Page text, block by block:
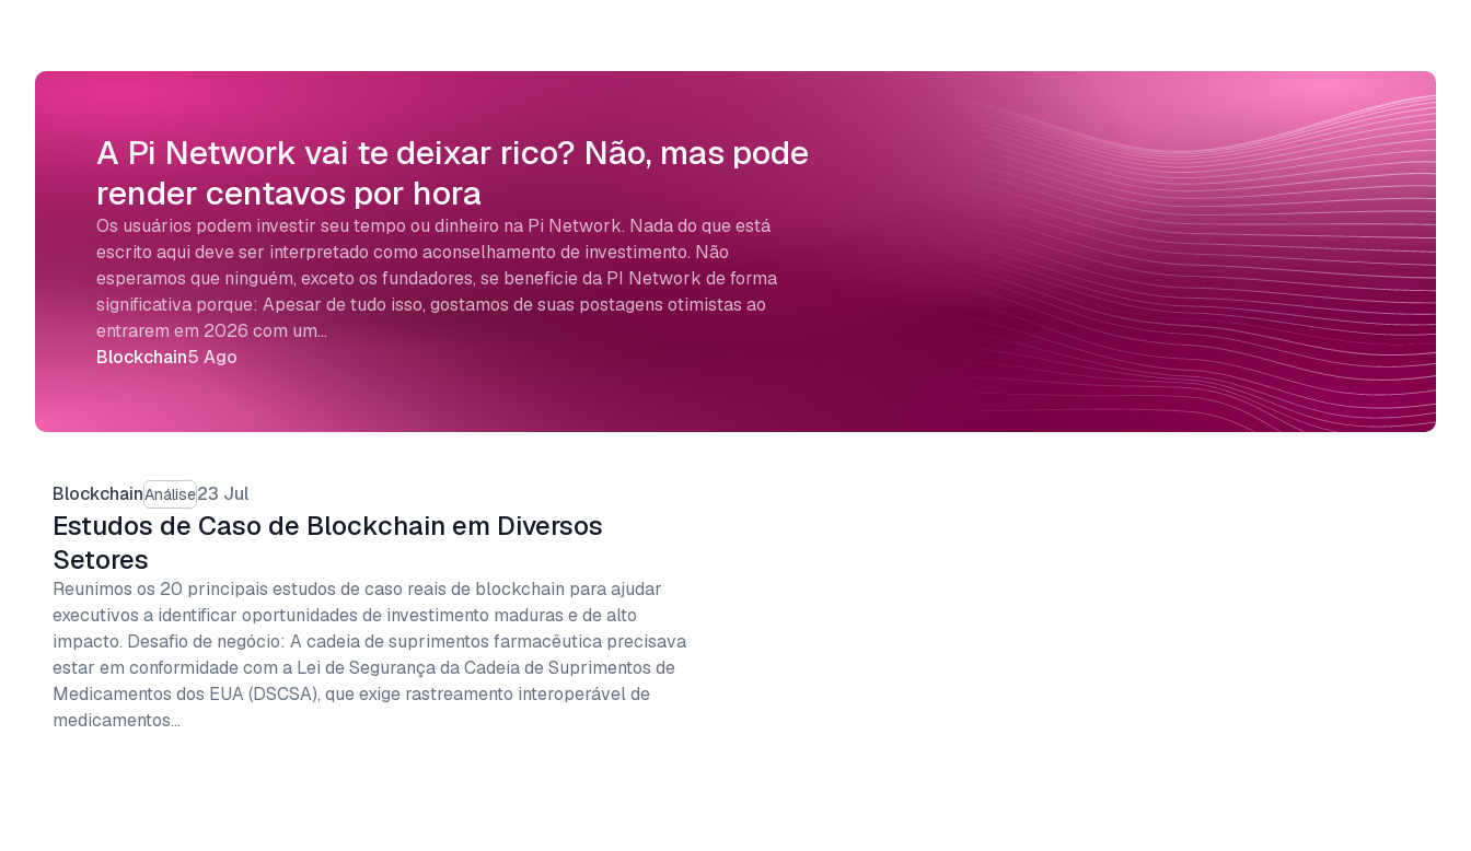
A Pi Network vai te deixar rico? Não, mas pode
render centavos por hora
Blockchain5 Ago
Os usuários podem investir seu tempo ou dinheiro na Pi Network. Nada do que está
escrito aqui deve ser interpretado como aconselhamento de investimento. Não
esperamos que ninguém, exceto os fundadores, se beneficie da PI Network de forma
significativa porque: Apesar de tudo isso, gostamos de suas postagens otimistas ao
entrarem em 2026 com um…
BlockchainAnálise23 Jul
Estudos de Caso de Blockchain em Diversos
Setores
Reunimos os 20 principais estudos de caso reais de blockchain para ajudar
executivos a identificar oportunidades de investimento maduras e de alto
impacto. Desafio de negócio: A cadeia de suprimentos farmacêutica precisava
estar em conformidade com a Lei de Segurança da Cadeia de Suprimentos de
Medicamentos dos EUA (DSCSA), que exige rastreamento interoperável de
medicamentos…